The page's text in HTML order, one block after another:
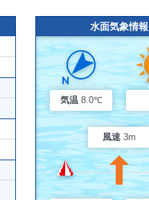
水面気象情報
気温 8.0℃
風速 3m